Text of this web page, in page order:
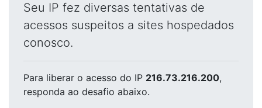
Seu IP fez diversas tentativas de
acessos suspeitos a sites hospedados
conosco.
Para liberar o acesso do IP 216.73.216.200,
responda ao desafio abaixo.